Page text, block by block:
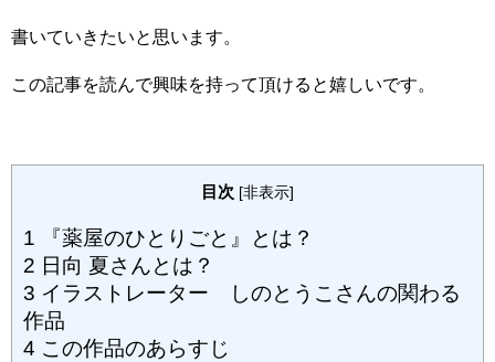
書いていきたいと思います。
この記事を読んで興味を持って頂けると嬉しいです。
目次 [非表示]
1 『薬屋のひとりごと』とは？
2 日向 夏さんとは？
3 イラストレーター しのとうこさんの関わる
作品
4 この作品のあらすじ